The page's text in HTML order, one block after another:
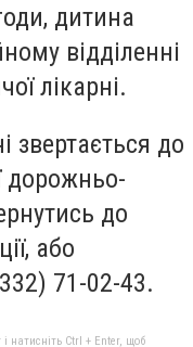
дитина
відділенні
лікарні.
звертається до
дорожньо-
до
або
71-02-43.
натисніть Ctrl + Enter, щоб